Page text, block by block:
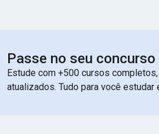
Passe no seu
Estude com +500 cursos
atualizados. Tudo para você estudar